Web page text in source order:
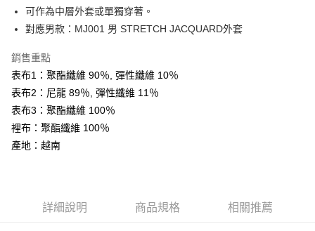
【關於「AFTEE先享後付」】
AFTEE先享後付是「在收到商品之後才付款」的支付方式。 讓您購物簡單
便利好安心！
２．便利：只要手機號碼，簡訊認證，即可結帳。
３．安心：先確認商品／服務後，再付款。
【「AFTEE先享後付」結帳流程】
１．於結帳方式選擇「AFTEE先享後付」後，將跳轉至「AFTEE先享後付」
２．訂單成立數日內，您將收到繳費通知簡訊。
３．收到繳費通知簡訊後14天內，點擊此簡訊中的連結，可透過四大超商／
※ 交易是否成功請以「AFTEE先享後付 」之結帳頁面顯示為準，若有關於
ATM付款
運送方式
全家取貨付款
每筆NT$60，滿NT$599(含以上)免運費
付款後全家取貨
付款後萊爾富取貨
可作為中層外套或單獨穿著。
對應男款：MJ001 男 STRETCH JACQUARD外套
銷售重點
表布1：聚酯纖維 90％, 彈性纖維 10％
表布2：尼龍 89％, 彈性纖維 11％
表布3：聚酯纖維 100％
裡布：聚酯纖維 100％
產地：越南
詳細說明 商品規格 相關推薦